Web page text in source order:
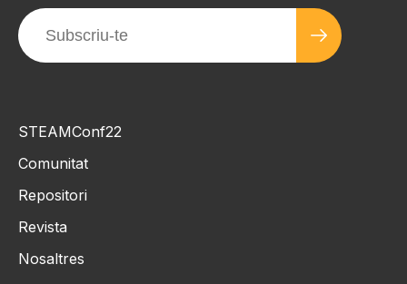
STEAMConf22
Comunitat
Repositori
Revista
Nosaltres